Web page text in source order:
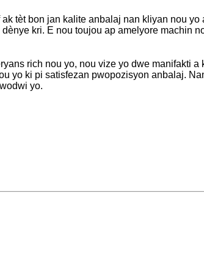
tèt bon jan kalite anbalaj nan kliyan nou
kri. E nou toujou ap amelyore machin
rich nou yo, nou vize yo dwe manifakti
yo ki pi satisfezan pwopozisyon anbalaj.
yo.